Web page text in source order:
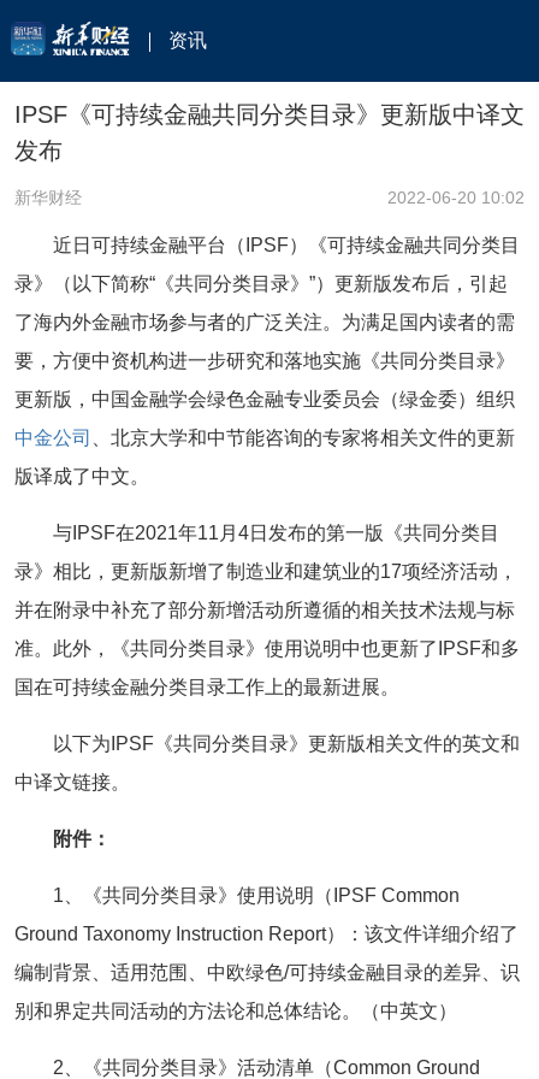
资讯
IPSF《可持续金融共同分类目录》更新版中译文
发布
新华财经 2022-06-20 10:02
近日可持续金融平台（IPSF）《可持续金融共同分类目
录》（以下简称“《共同分类目录》”）更新版发布后，引起
了海内外金融市场参与者的广泛关注。为满足国内读者的需
要，方便中资机构进一步研究和落地实施《共同分类目录》
更新版，中国金融学会绿色金融专业委员会（绿金委）组织
中金公司
、北京大学和中节能咨询的专家将相关文件的更新
版译成了中文。
与IPSF在2021年11月4日发布的第一版《共同分类目
录》相比，更新版新增了制造业和建筑业的17项经济活动，
并在附录中补充了部分新增活动所遵循的相关技术法规与标
准。此外，《共同分类目录》使用说明中也更新了IPSF和多
国在可持续金融分类目录工作上的最新进展。
以下为IPSF《共同分类目录》更新版相关文件的英文和
中译文链接。
附件：
1、《共同分类目录》使用说明（IPSF Common
Ground Taxonomy Instruction Report）：该文件详细介绍了
编制背景、适用范围、中欧绿色/可持续金融目录的差异、识
别和界定共同活动的方法论和总体结论。（中英文）
2、《共同分类目录》活动清单（Common Ground